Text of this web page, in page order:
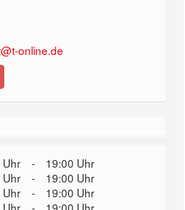
online.de
-
19:00 Uhr
-
19:00 Uhr
-
19:00 Uhr